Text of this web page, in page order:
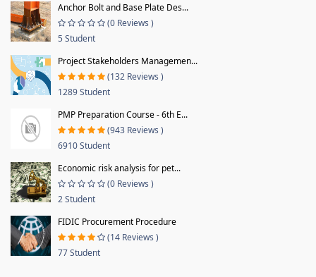
Anchor Bolt and Base Plate Des...
(0 Reviews )
5 Student
Project Stakeholders Managemen...
(132 Reviews )
1289 Student
PMP Preparation Course - 6th E...
(943 Reviews )
6910 Student
Economic risk analysis for pet...
(0 Reviews )
2 Student
FIDIC Procurement Procedure
(14 Reviews )
77 Student